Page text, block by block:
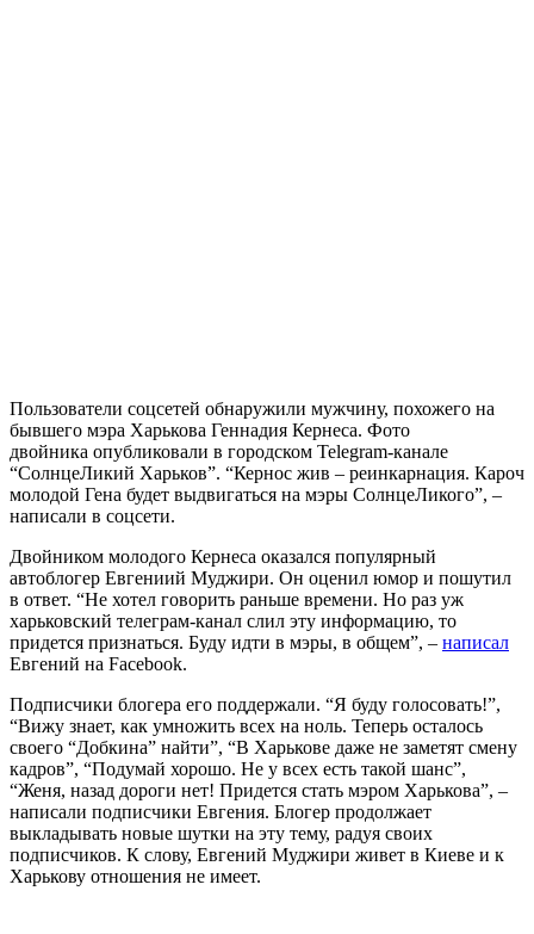
Пользователи соцсетей обнаружили мужчину, похожего на
бывшего мэра Харькова Геннадия Кернеса. Фото
двойника опубликовали в городском Telegram-канале
“СолнцеЛикий Харьков”. “Кернос жив – реинкарнация. Кароч
молодой Гена будет выдвигаться на мэры СолнцеЛикого”, –
написали в соцсети.
Двойником молодого Кернеса оказался популярный
автоблогер Евгениий Муджири. Он оценил юмор и пошутил
в ответ. “Не хотел говорить раньше времени. Но раз уж
харьковский телеграм-канал слил эту информацию, то
придется признаться. Буду идти в мэры, в общем”, – написал
Евгений на Facebook.
Подписчики блогера его поддержали. “Я буду голосовать!”,
“Вижу знает, как умножить всех на ноль. Теперь осталось
своего “Добкина” найти”, “В Харькове даже не заметят смену
кадров”, “Подумай хорошо. Не у всех есть такой шанс”,
“Женя, назад дороги нет! Придется стать мэром Харькова”, –
написали подписчики Евгения. Блогер продолжает
выкладывать новые шутки на эту тему, радуя своих
подписчиков. К слову, Евгений Муджири живет в Киеве и к
Харькову отношения не имеет.